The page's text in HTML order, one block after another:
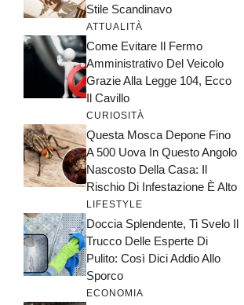
Stile Scandinavo
ATTUALITÀ
Come Evitare Il Fermo
Amministrativo Del Veicolo
Grazie Alla Legge 104, Ecco
Il Cavillo
CURIOSITÀ
Questa Mosca Depone Fino
A 500 Uova In Questo Angolo
Nascosto Della Casa: Il
Rischio Di Infestazione È Alto
LIFESTYLE
Doccia Splendente, Ti Svelo Il
Trucco Delle Esperte Di
Pulito: Così Dici Addio Allo
Sporco
ECONOMIA